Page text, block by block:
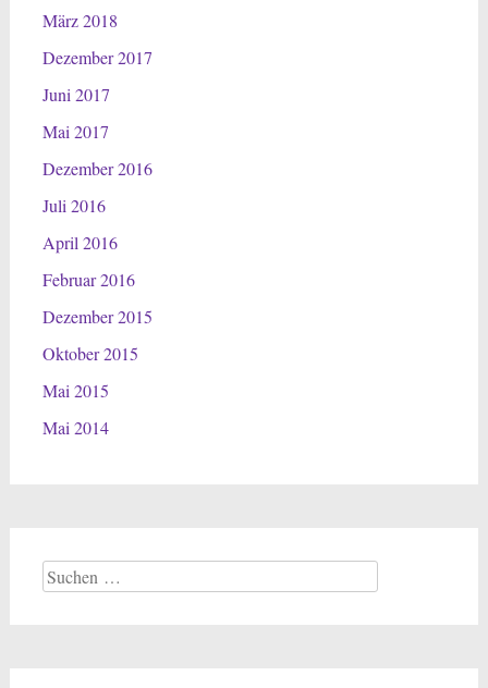
März 2018
Dezember 2017
Juni 2017
Mai 2017
Dezember 2016
Juli 2016
April 2016
Februar 2016
Dezember 2015
Oktober 2015
Mai 2015
Mai 2014
Suchen
nach: